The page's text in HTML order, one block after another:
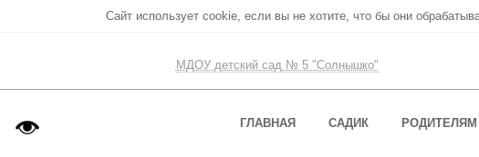
Сайт использует cookie, если вы не хотите, что бы они
МДОУ детский сад № 5 "Солнышко"
ГЛАВНАЯ САДИК РОДИТЕЛЯМ